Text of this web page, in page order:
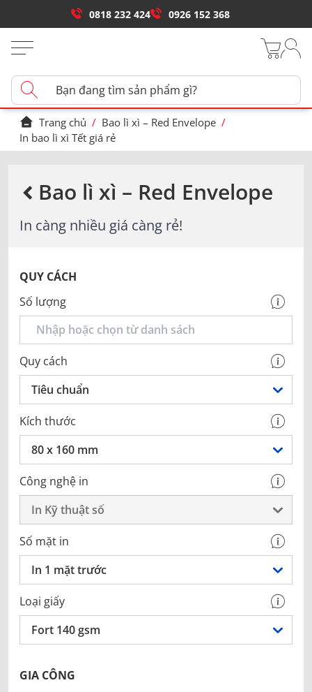
0818 232 424 0926 152 368
Trang chủ / Bao lì xì – Red Envelope /
In bao lì xì Tết giá rẻ
Bao lì xì – Red Envelope
In càng nhiều giá càng rẻ!
QUY CÁCH
Số lượng
Quy cách
Tiêu chuẩn
Kích thước
80 x 160 mm
Công nghệ in
In Kỹ thuật số
Số mặt in
In 1 mặt trước
Loại giấy
Fort 140 gsm
GIA CÔNG